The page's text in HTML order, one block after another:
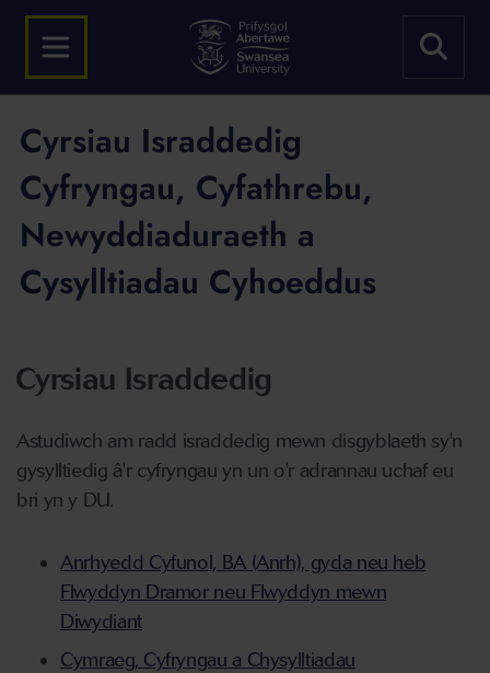
Cyrsiau Israddedig
Cyfryngau, Cyfathrebu,
Newyddiaduraeth a
Cysylltiadau Cyhoeddus
Cyrsiau Israddedig
Astudiwch am radd israddedig mewn disgyblaeth sy'n
gysylltiedig â'r cyfryngau yn un o'r adrannau uchaf eu
bri yn y DU.
Anrhyedd Cyfunol, BA (Anrh), gyda neu heb
Flwyddyn Dramor neu Flwyddyn mewn
Diwydiant
Cymraeg, Cyfryngau a Chysylltiadau